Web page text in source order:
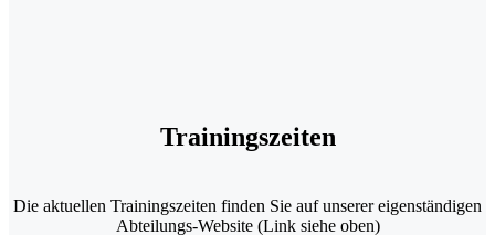
Trainingszeiten
Die aktuellen Trainingszeiten finden Sie auf unserer eigenständigen
Abteilungs-Website (Link siehe oben)